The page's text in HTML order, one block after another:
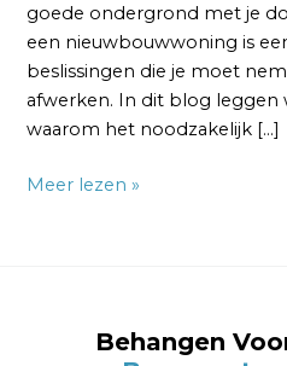
goede ondergrond met je
een nieuwbouwwoning is
beslissingen die je moet
afwerken. In dit blog
waarom het noodzakelijk […]
Meer lezen »
Behangen